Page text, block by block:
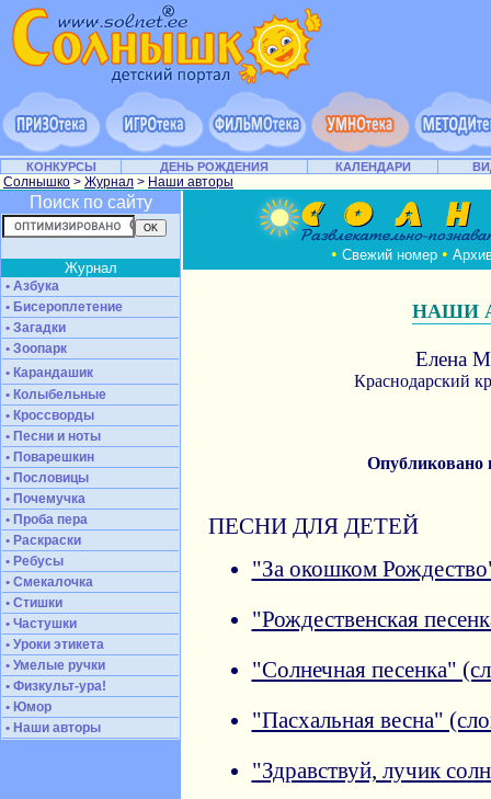
КОНКУРСЫ ДЕНЬ РОЖДЕНИЯ КАЛЕНДАРИ
Солнышко > Журнал > Наши авторы
Поиск по сайту
Журнал
• Азбука
• Бисероплетение
• Загадки
• Зоопарк
• Карандашик
• Колыбельные
• Кроссворды
• Песни и ноты
• Поварешкин
• Пословицы
• Почемучка
• Проба пера
• Раскраски
• Ребусы
• Смекалочка
• Стишки
• Частушки
• Уроки этикета
• Умелые ручки
• Физкульт-ура!
• Юмор
• Наши авторы
• Свежий номер •
НАШИ
Елена
Краснодарский
ПЕСНИ ДЛЯ ДЕТЕЙ
"За окошком
"Рождественская
"Солнечная песенка"
"Пасхальная весна"
"Здравствуй, лучик